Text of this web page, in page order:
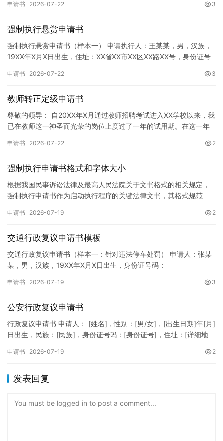
申请书 2026-07-22 3
强制执行悬赏申请书
强制执行悬赏申请书（样本一） 申请执行人：王某某，男，汉族，
19XX年X月X日出生，住址：XX省XX市XX区XX路XX号，身份证号
申请书 2026-07-22 3
教师转正定级申请书
尊敬的领导： 自20XX年X月通过教师招聘考试进入XX学校以来，我
已在教师这一神圣而光荣的岗位上度过了一年的试用期。在这一年
申请书 2026-07-22 2
强制执行申请书格式和字体大小
根据我国民事诉讼法律及最高人民法院关于文书格式的相关规定，
强制执行申请书作为启动执行程序的关键法律文书，其格式规范
纸张与…
申请书 2026-07-19 2
交通行政复议申请书模板
交通行政复议申请书（样本一：针对违法停车处罚） 申请人：张某
某，男，汉族，19XX年X月X日出生，身份证号码：
申请书 2026-07-19 3
公安行政复议申请书
行政复议申请书 申请人： [姓名]，性别：[男/女]，[出生日期]年[月]
日出生，民族：[民族]，身份证号码：[身份证号]，住址：[详细地
申请书 2026-07-19 2
发表回复
You must be logged in to post a comment...